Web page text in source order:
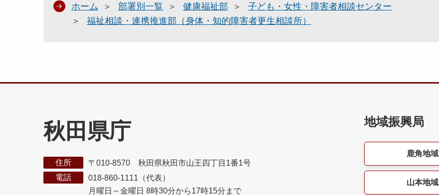
ホーム 部署別一覧 健康福祉部
子ども・女性・障害者相談センター
福祉相談・連携推進部（身体・知的障害者更生相談所）
秋田県庁
住所
〒010-8570 秋田県秋田市山王四丁目1番1号
電話
018-860-1111（代表）
月曜日～金曜日 8時30分から17時15分まで
地域振興局
鹿角地域
山本地域